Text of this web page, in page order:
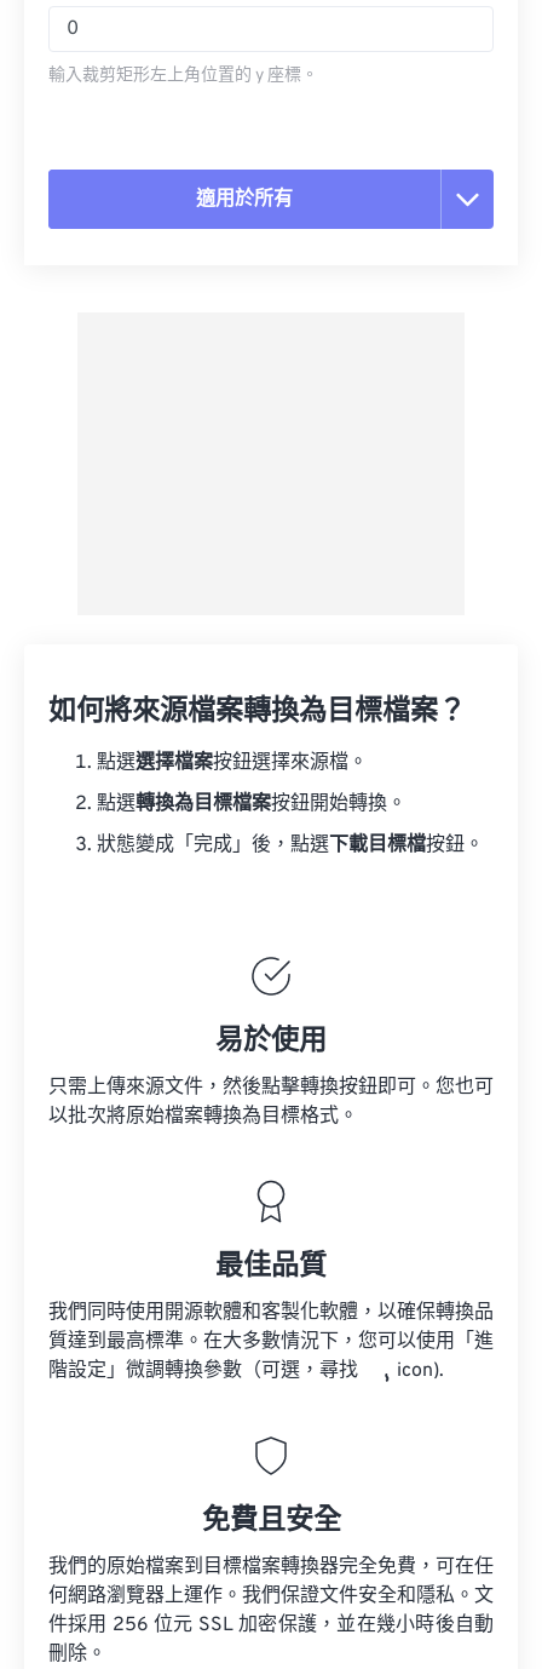
輸入裁剪矩形左上角位置的 y 座標。
適用於所有
如何將來源檔案轉換為目標檔案？
點選選擇檔案按鈕選擇來源檔。
點選轉換為目標檔案按鈕開始轉換。
狀態變成「完成」後，點選 下載目標檔按鈕。
易於使用
只需上傳來源文件，然後點擊轉換按鈕即可。您也可
以批次將原始檔案轉換為目標格式。
最佳品質
我們同時使用開源軟體和客製化軟體，以確保轉換品
質達到最高標準。在大多數情況下，您可以使用「進
階設定」微調轉換參數（可選，尋找
icon).
免費且安全
我們的原始檔案到目標檔案轉換器完全免費，可在任
何網路瀏覽器上運作。我們保證文件安全和隱私。文
件採用 256 位元 SSL 加密保護，並在幾小時後自動
刪除。